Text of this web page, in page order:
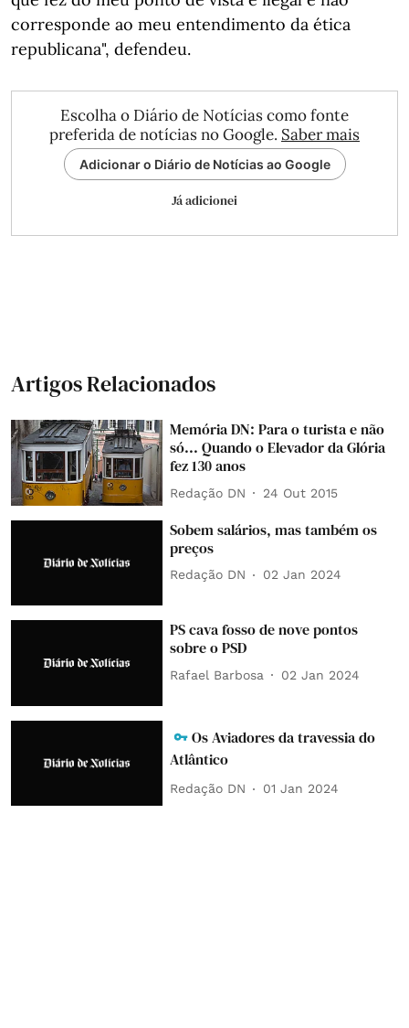
corresponde ao meu entendimento da ética
republicana", defendeu.
Escolha o Diário de Notícias como fonte
preferida de notícias no Google. Saber mais
Adicionar o Diário de Notícias ao Google
Já adicionei
Artigos Relacionados
Memória DN: Para o turista e não
só... Quando o Elevador da Glória
fez 130 anos
Redação DN 24 Out 2015
Sobem salários, mas também os
preços
Redação DN 02 Jan 2024
PS cava fosso de nove pontos
sobre o PSD
Rafael Barbosa 02 Jan 2024
Os Aviadores da travessia do
Atlântico
Redação DN 01 Jan 2024